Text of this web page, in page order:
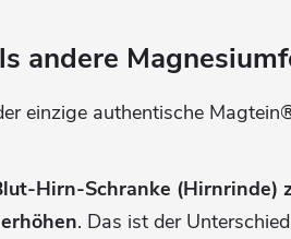
andere
einzige authentische
Hirn-Schranke (Hirnrinde)
. Das ist der